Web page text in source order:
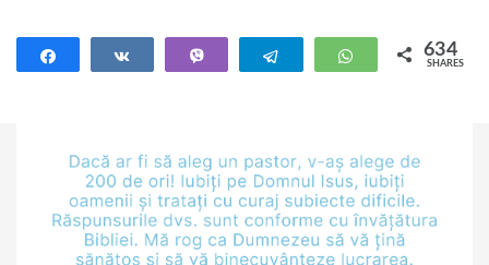
Beleavinţi. În
această…
a fost schimbat in
666. Dovada că
muzeul din Oxford,
Anglia și se poate…
Telegram WhatsApp
634
SHARES